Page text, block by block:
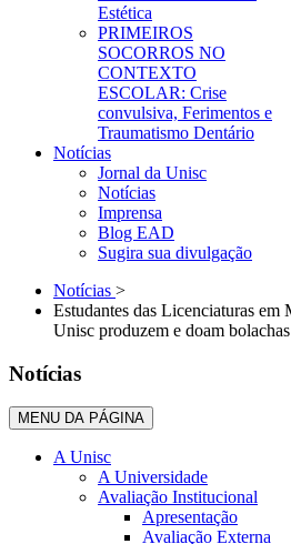
Estética
PRIMEIROS
SOCORROS NO
CONTEXTO
ESCOLAR: Crise
convulsiva, Ferimentos e
Traumatismo Dentário
Notícias
Jornal da Unisc
Notícias
Imprensa
Blog EAD
Sugira sua divulgação
Notícias >
Estudantes das Licenciaturas em
Unisc produzem e doam
Notícias
MENU DA PÁGINA
A Unisc
A Universidade
Avaliação Institucional
Apresentação
Avaliação Externa